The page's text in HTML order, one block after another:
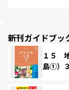
新刊ガイドブッ
１５
島①）